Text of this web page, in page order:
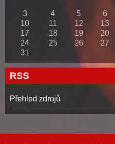
3
4 5 6
10
11 12 13
17
18 19 20
24
25 26 27
31
RSS
Přehled zdrojů